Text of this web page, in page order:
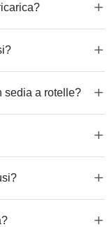
sedia a rotelle?